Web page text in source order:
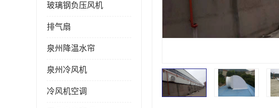
玻璃钢负压风机
排气扇
泉州降温水帘
泉州冷风机
冷风机空调